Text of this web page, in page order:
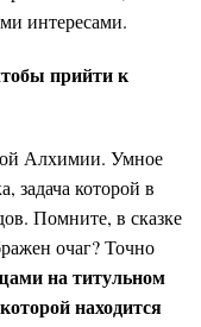
интересами.
прийти к
Алхимии. Умное
задача которой в
Помните, в сказке
очаг? Точно
на титульном
находится